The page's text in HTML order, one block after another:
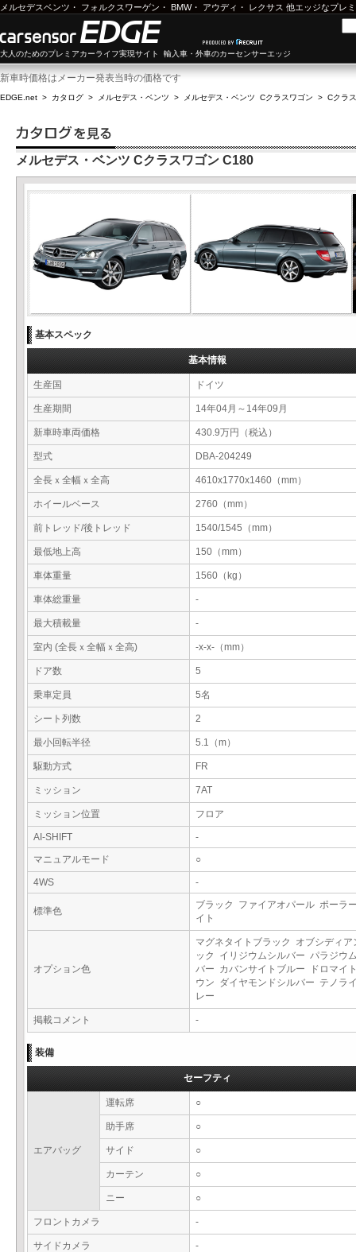
メルセデスベンツ ・ フォルクスワーゲン ・ BMW・ アウディ ・ レクサス 他エッジなプレ
大人のためのプレミアカーライフ実現サイト 輸入車・外車のカーセンサーエッジ
新車時価格はメーカー発表当時の価格です
EDGE.net > カタログ > メルセデス・ベンツ > メルセデス・ベンツ Cクラスワゴン > Cクラ
メルセデス・ベンツ Cクラスワゴン C180
基本スペック
基本情報
生産国 ドイツ
生産期間 14年04月～14年09月
新車時車両価格 430.9万円（税込）
型式 DBA-204249
全長ｘ全幅ｘ全高 4610x1770x1460（mm）
ホイールベース 2760（mm）
前トレッド/後トレッド 1540/1545（mm）
最低地上高 150（mm）
車体重量 1560（kg）
車体総重量 -
最大積載量 -
室内 (全長ｘ全幅ｘ全高) -x-x-（mm）
ドア数 5
乗車定員 5名
シート列数 2
最小回転半径 5.1（m）
駆動方式 FR
ミッション 7AT
ミッション位置 フロア
AI-SHIFT
-
マニュアルモード
○
4WS -
標準色
ブラック ファイアオパール ポーラ
イト
オプション色
マグネタイトブラック オブシディア
ック イリジウムシルバー パラジウ
バー カバンサイトブルー ドロマイ
ウン ダイヤモンドシルバー テノラ
レー
掲載コメント -
装備
セーフティ
エアバッグ
運転席 ○
助手席 ○
サイド ○
カーテン ○
ニー ○
フロントカメラ -
サイドカメラ -